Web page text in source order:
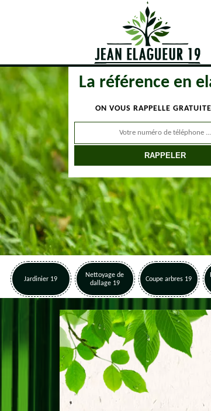
La référence en
ON VOUS RAPPELLE
Jardinier 19
Nettoyage de
dallage 19
Coupe arbres 19